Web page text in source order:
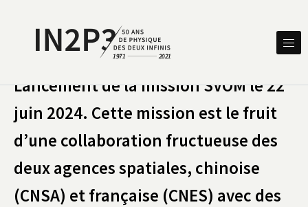
IN2P3 50 ANS DE PHYSIQUE
Lancement de la mission SVOM le 22
juin 2024. Cette mission est le fruit
d’une collaboration fructueuse des
deux agences spatiales, chinoise
(CNSA) et française (CNES) avec des